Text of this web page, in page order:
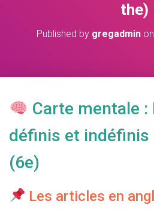
the)
Published by gregadmin on
Carte mentale
définis et indéfinis
(6e)
Les articles en